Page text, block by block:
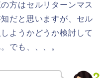
方はセルリターンマス
だと思いますが、セル
ようかどうか検討して
でも、、、。